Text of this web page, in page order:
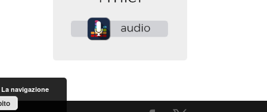
navigazione